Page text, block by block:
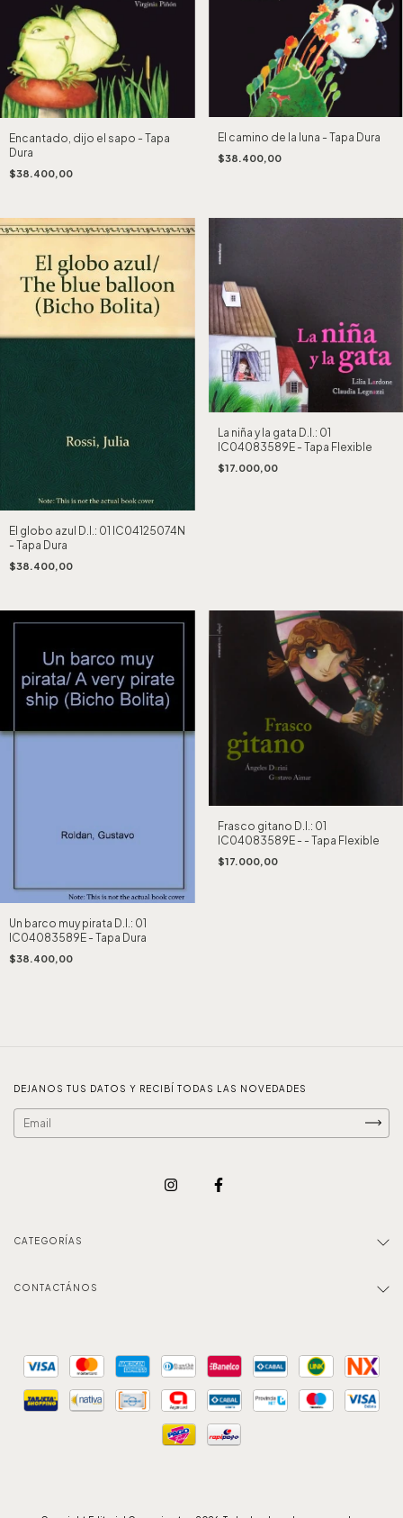
Encantado, dijo el sapo - Tapa
Dura
$38.400,00
El camino de la luna - Tapa Dura
$38.400,00
El globo azul D.I.: 01 IC04125074N
- Tapa Dura
$38.400,00
La niña y la gata D.I.: 01
IC04083589E - Tapa Flexible
$17.000,00
Un barco muy pirata D.I.: 01
IC04083589E - Tapa Dura
$38.400,00
Frasco gitano D.I.: 01
IC04083589E - - Tapa Flexible
$17.000,00
DEJANOS TUS DATOS Y RECIBÍ TODAS LAS NOVEDADES
CATEGORÍAS
CONTACTÁNOS